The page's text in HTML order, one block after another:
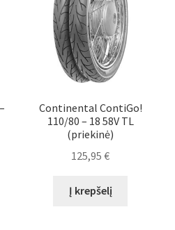
Continental ContiGo!
110/80 – 18 58V TL
(priekinė)
125,95€
Į krepšelį